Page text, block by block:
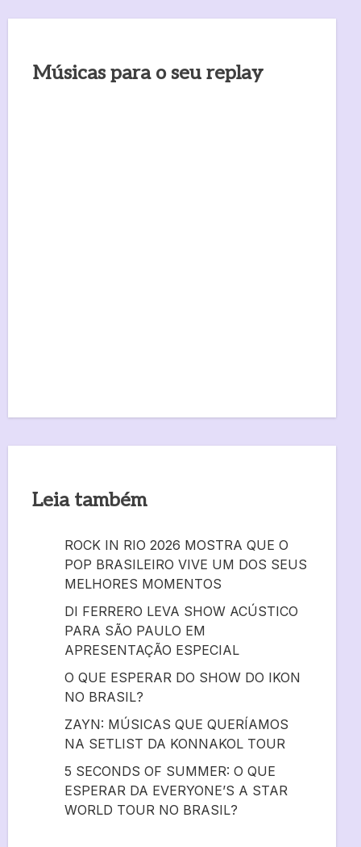
Músicas para o seu replay
Leia também
ROCK IN RIO 2026 MOSTRA QUE O
POP BRASILEIRO VIVE UM DOS SEUS
MELHORES MOMENTOS
DI FERRERO LEVA SHOW ACÚSTICO
PARA SÃO PAULO EM
APRESENTAÇÃO ESPECIAL
O QUE ESPERAR DO SHOW DO IKON
NO BRASIL?
ZAYN: MÚSICAS QUE QUERÍAMOS
NA SETLIST DA KONNAKOL TOUR
5 SECONDS OF SUMMER: O QUE
ESPERAR DA EVERYONE’S A STAR
WORLD TOUR NO BRASIL?